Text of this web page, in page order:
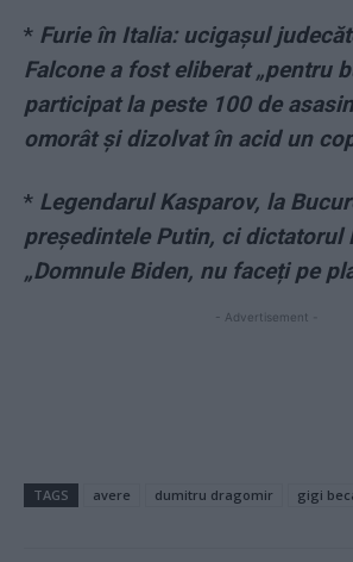
* Furie în Italia: ucigașul
Falcone a fost eliberat „pentru
participat la peste 100 de
omorât și dizolvat în acid un
* Legendarul Kasparov, la
președintele Putin, ci dictatorul
„Domnule Biden, nu faceți pe
- Advertisement -
TAGS avere dumitru dragomir gigi